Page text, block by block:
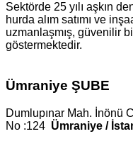
Sektörde 25 yılı aşkın
hurda alım satımı ve
uzmanlaşmış, güvenilir
göstermektedir.
Ümraniye ŞUBE
Dumlupınar Mah. İnönü
No :124 Ümraniye /